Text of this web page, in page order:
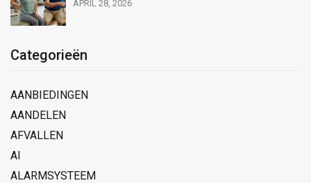
APRIL 28, 2026
Categorieën
AANBIEDINGEN
AANDELEN
AFVALLEN
AI
ALARMSYSTEEM